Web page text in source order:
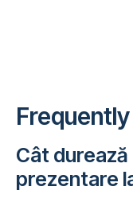
Cât
prezentare